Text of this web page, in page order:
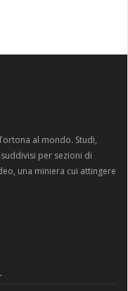
al mondo. Studi,
per sezioni di
una miniera cui attingere